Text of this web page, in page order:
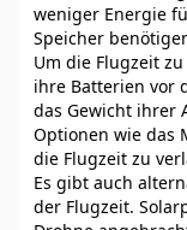
weniger Energie
Speicher
Um die Flugzeit
ihre Batterien vor
das Gewicht ihrer
Optionen wie das
die Flugzeit zu
Es gibt auch
der Flugzeit.